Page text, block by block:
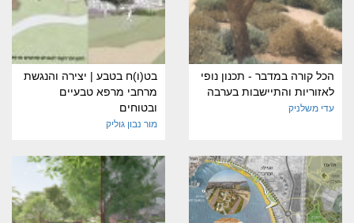
הכל קורה במדבר - תכנון נופי
לאזוריות והתיישבות בערבה
עדי משלניק
בט(ו)ח בטבע | יצירה והנגשת
מרחבי מרפא טבעיים
ובטוחים
מור נבון גוליק